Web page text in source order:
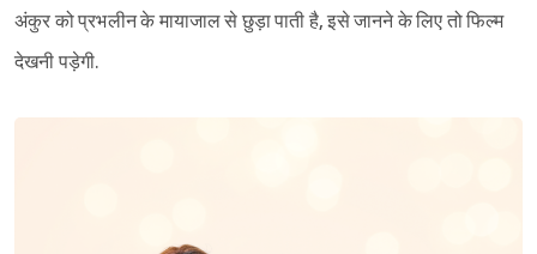
Sign in
अंकुर को प्रभलीन के मायाजाल से छुड़ा पाती है, इसे जानने के लिए तो फिल्म
देखनी पड़ेगी.